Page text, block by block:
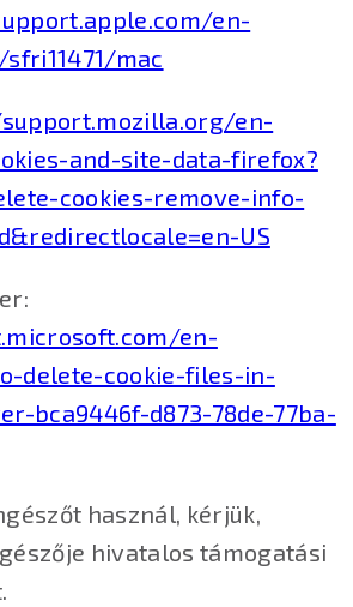
en-
mac
en-
and-site-data-firefox?
cookies-remove-info-
US
en-
delete-cookie-files-in-
bca9446f-d873-78de-77ba-
használ, kérjük,
hivatalos támogatási